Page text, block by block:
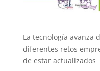
La tecnología avanza
diferentes retos
de estar actualizados